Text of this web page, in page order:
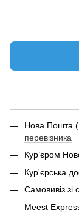
Нова Пошта (
перевізника
Кур’єром
Кур'єрська
Самовивіз зі
Meest